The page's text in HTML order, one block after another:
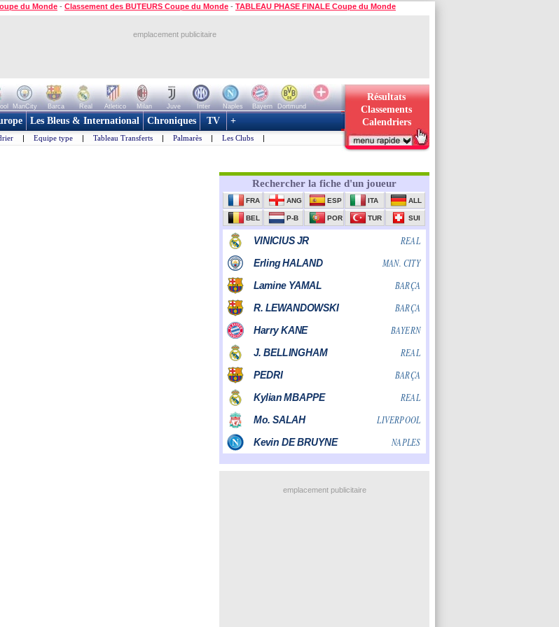
du Monde - Classement des BUTEURS Coupe du Monde - TABLEAU PHASE FINALE Coupe du Monde
emplacement publicitaire
ManCity Barca Real Atletico Milan Juve Inter Naples Bayern
Dortmund
Résultats
Classements
Calendriers
Les Bleus & International Chroniques TV +
| Equipe type | Tableau Transferts | Palmarès | Les Clubs |
emplacement publicitaire